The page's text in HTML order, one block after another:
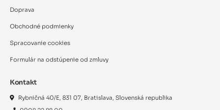
Doprava
Obchodné podmienky
Spracovanie cookies
Formulár na odstúpenie od zmluvy
Kontakt
Rybničná 40/E, 831 07, Bratislava, Slovenská republika